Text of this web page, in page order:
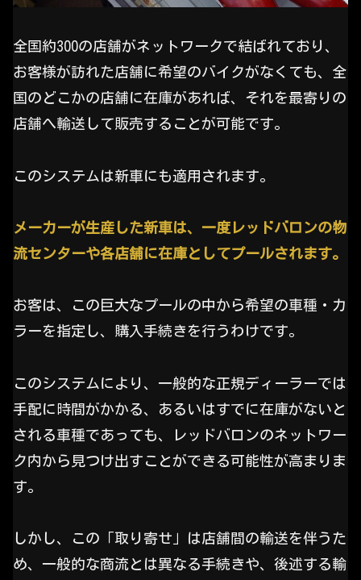
全国約300の店舗がネットワークで結ばれており、
お客様が訪れた店舗に希望のバイクがなくても、全
国のどこかの店舗に在庫があれば、それを最寄りの
店舗へ輸送して販売することが可能です。
このシステムは新車にも適用されます。
メーカーが生産した新車は、一度レッドバロンの物
流センターや各店舗に在庫としてプールされます。
お客は、この巨大なプールの中から希望の車種・カ
ラーを指定し、購入手続きを行うわけです。
このシステムにより、一般的な正規ディーラーでは
手配に時間がかかる、あるいはすでに在庫がないと
される車種であっても、レッドバロンのネットワー
ク内から見つけ出すことができる可能性が高まりま
す。
しかし、この「取り寄せ」は店舗間の輸送を伴うた
め、一般的な商流とは異なる手続きや、後述する輸